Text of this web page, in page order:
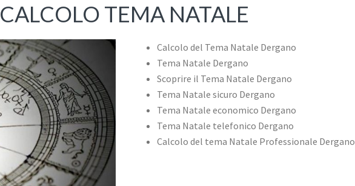
CALCOLO TEMA NATALE
Calcolo del Tema Natale Dergano
Tema Natale Dergano
Scoprire il Tema Natale Dergano
Tema Natale sicuro Dergano
Tema Natale economico Dergano
Tema Natale telefonico Dergano
Calcolo del tema Natale Professionale Dergano